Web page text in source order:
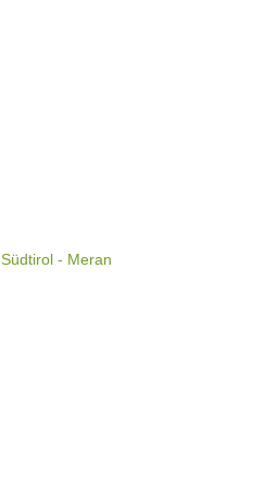
Südtirol - Meran